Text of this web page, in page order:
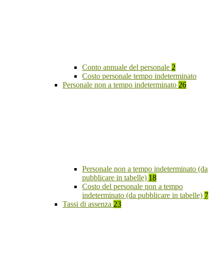
Conto annuale del personale 2
Costo personale tempo indeterminato
Personale non a tempo indeterminato 26
Personale non a tempo indeterminato (da
pubblicare in tabelle) 18
Costo del personale non a tempo
indeterminato (da pubblicare in tabelle) 7
Tassi di assenza 23